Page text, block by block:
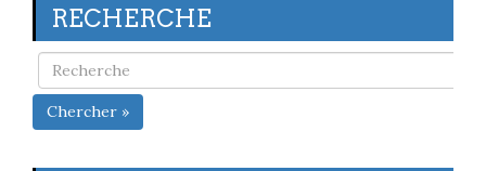
RECHERCHE
Chercher »